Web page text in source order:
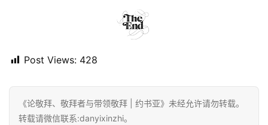
Post Views: 428
《论敬拜、敬拜者与带领敬拜 | 约书亚》未经允许请勿转载。
转载请微信联系:danyixinzhi。